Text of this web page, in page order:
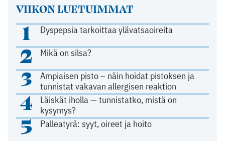
VIIKON LUETUIMMAT
1 Dyspepsia tarkoittaa ylävatsaoireita
2 Mikä on silsa?
3
Ampiaisen pisto – näin hoidat pistoksen ja
tunnistat vakavan allergisen reaktion
4
Läiskät iholla — tunnistatko, mistä on
kysymys?
5 Palleatyrä: syyt, oireet ja hoito